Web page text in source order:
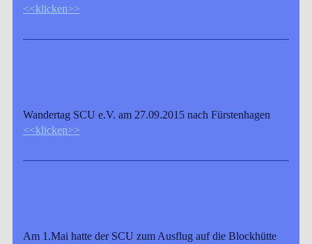
<<klicken>>
Wandertag SCU e.V. am 27.09.2015 nach Fürstenhagen
<<klicken>>
Am 1.Mai hatte der SCU zum Ausflug auf die Blockhütte